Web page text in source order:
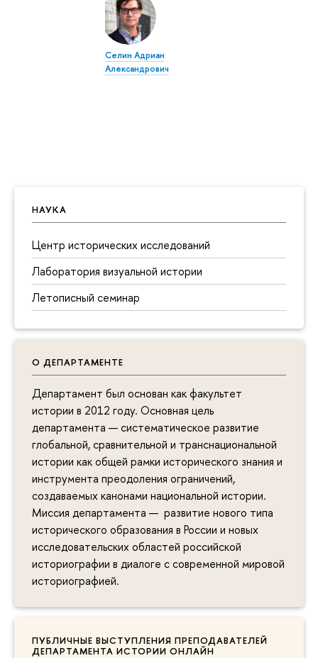
НАУКА
Центр исторических исследований
Лаборатория визуальной истории
Летописный семинар
О ДЕПАРТАМЕНТЕ
Департамент был основан как факультет
истории в 2012 году. Основная цель
департамента — систематическое развитие
глобальной, сравнительной и транснациональной
истории как общей рамки исторического знания и
инструмента преодоления ограничений,
создаваемых канонами национальной истории.
Миссия департамента — развитие нового типа
исторического образования в России и новых
исследовательских областей российской
историографии в диалоге с современной мировой
историографией.
ПУБЛИЧНЫЕ ВЫСТУПЛЕНИЯ ПРЕПОДАВАТЕЛЕЙ
ДЕПАРТАМЕНТА ИСТОРИИ ОНЛАЙН
Селин Адриан
Александрович